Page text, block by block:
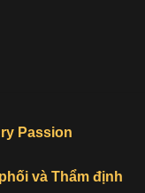
Passion
và Thẩm định